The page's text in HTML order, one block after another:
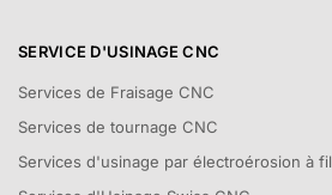
SERVICE D'USINAGE CNC
Services de Fraisage CNC
Services de tournage CNC
Services d'usinage par électroérosion à fil